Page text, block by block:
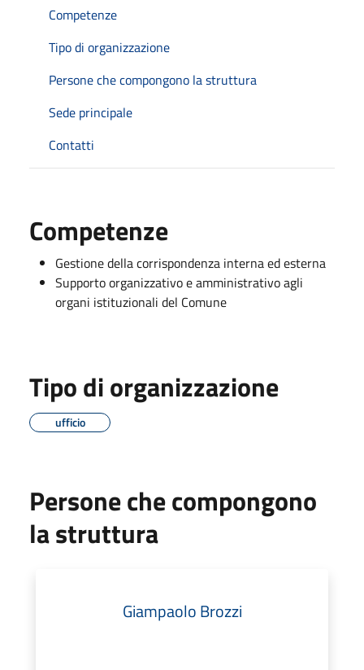
Competenze
Tipo di organizzazione
Persone che compongono la struttura
Sede principale
Contatti
Competenze
Gestione della corrispondenza interna ed esterna
Supporto organizzativo e amministrativo agli
organi istituzionali del Comune
Tipo di organizzazione
ufficio
Persone che compongono
la struttura
Giampaolo Brozzi